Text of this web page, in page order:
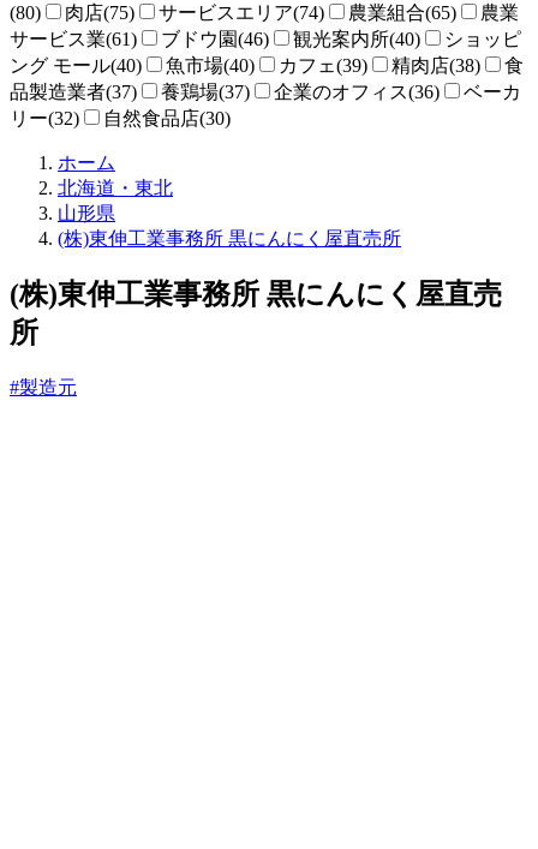
(80)
肉店(75) サービスエリア(74) 農業組合(65)
農業
サービス業(61)
ブドウ園(46) 観光案内所(40)
ショッピ
ング モール(40)
魚市場(40) カフェ(39) 精肉店(38)
食
品製造業者(37)
養鶏場(37) 企業のオフィス(36)
ベーカ
リー(32)
自然食品店(30)
ホーム
売
ね
と
北海道・東北
山形県
(株)東伸工業事務所 黒にんにく屋直売所
(株)東伸工業事務所 黒にんにく屋直売
所
#製造元